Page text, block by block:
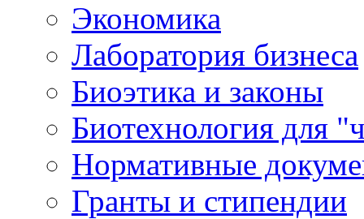
Экономика
Лаборатория бизнеса
Биоэтика и законы
Биотехнология для
Нормативные
Гранты и стипендии